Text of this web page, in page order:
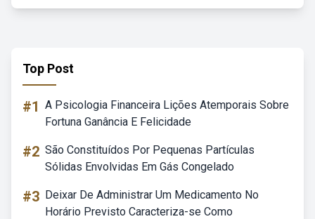
Top Post
#1 A Psicologia Financeira Lições Atemporais Sobre
Fortuna Ganância E Felicidade
#2 São Constituídos Por Pequenas Partículas
Sólidas Envolvidas Em Gás Congelado
#3 Deixar De Administrar Um Medicamento No
Horário Previsto Caracteriza-se Como